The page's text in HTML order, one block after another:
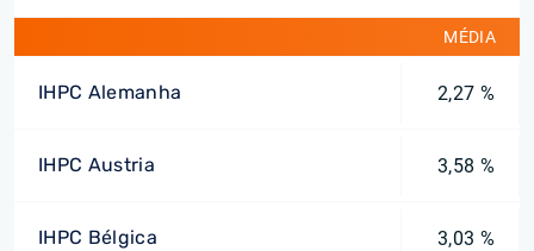
MÉDIA
IHPC Alemanha 2,27 %
IHPC Austria 3,58 %
IHPC Bélgica 3,03 %